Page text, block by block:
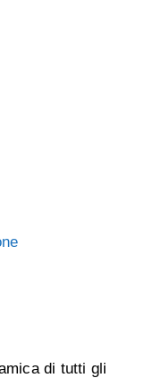
di tutti gli